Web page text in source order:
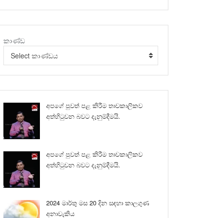
කාණ්ඩ
Select කාණ්ඩය
අපගේ පුවත් පළ කිරීම තාවකාලිකව
අත්හිටුවන බවට දැනුම්දීමයි.
අපගේ පුවත් පළ කිරීම තාවකාලිකව
අත්හිටුවන බවට දැනුම්දීමයි.
2024 මාර්තු මස 20 දින සඳහා කාලගුණ
අනාවැකිය